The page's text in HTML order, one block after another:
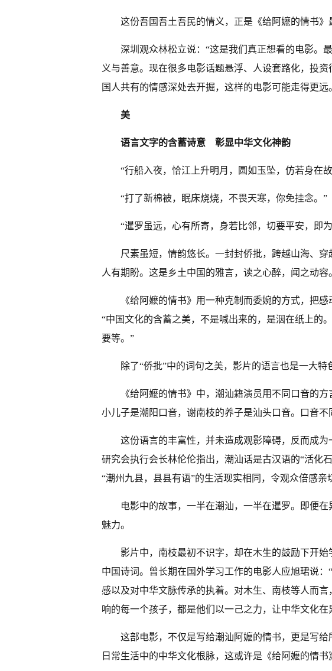
这份吾国吾土吾民的情义，正是《给阿嬷的情书》
深圳观众林松立说：“这是我们真正想看的电影。
义与善意。现在很多电影话题悬浮、人设套路化，投
国人共有的情感深处去开掘，这样的电影可能走得更远
美
语言文字的含蓄诗意 彰显中华文化神韵
“行船入夜，恰江上升明月，圆如玉坠，仿若身在
“打了新棉被，眠床烧烧，不畏天寒，你免挂念。”
“暹罗虽远，心有所寄，身若比邻，切要平安，即
尺素虽短，情韵悠长。一封封侨批，跨越山海、
人有期盼。这是乡土中国的雅言，读之心醉，闻之动容
《给阿嬷的情书》用一种克制而委婉的方式，把
“中国文化的含蓄之美，不是喊出来的，是洇在纸上的
要等。”
除了“侨批”中的词句之美，影片的语言也是一大特
《给阿嬷的情书》中，潮汕籍演员用不同口音的
小儿子是潮阳口音，谢南枝的养子是汕头口音。口音不
这份语言的丰富性，并未造成观影障碍，反而成
研究会执行会长林伦伦指出，潮汕话是古汉语的“活化
“潮州九县，县县有语”的生活现实相同，令观众倍感亲
电影中的故事，一半在潮汕，一半在暹罗。即便
魅力。
影片中，南枝最初不识字，却在木生的鼓励下开
中国诗词。曾长期在国外学习工作的电影人应旭珺说
感以及对中华文脉传承的执着。对木生、南枝等人而
响的每一个孩子，都是他们以一己之力，让中华文化
这部电影，不仅是写给潮汕阿嬷的情书，更是写
日常生活中的中华文化根脉，这或许是《给阿嬷的情书